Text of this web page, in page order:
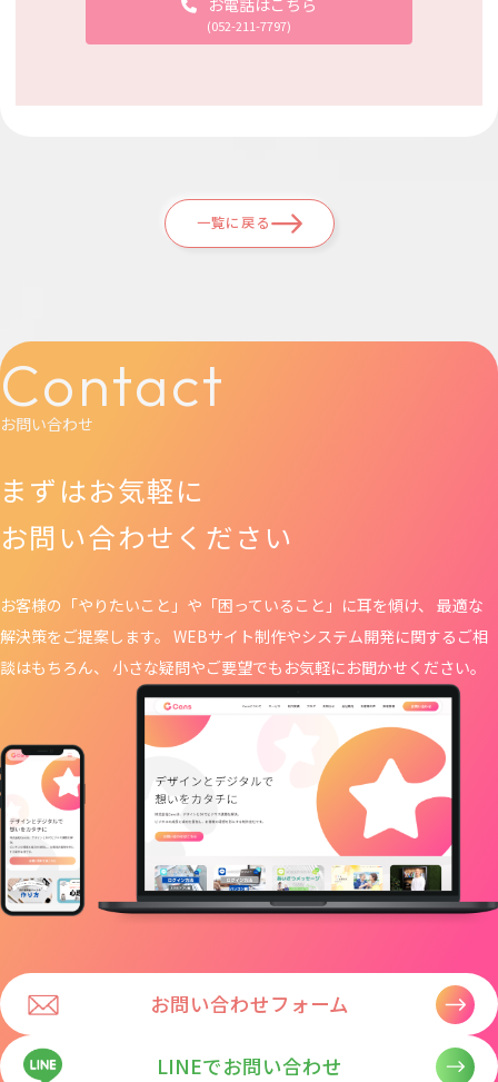
(052-211-7797)
一覧に戻る
Contact
お問い合わせ
まずはお気軽に
お問い合わせください
お客様の「やりたいこと」や「困っていること」に耳を傾け、 最適な
解決策をご提案します。 WEBサイト制作やシステム開発に関するご相
談はもちろん、 小さな疑問やご要望でもお気軽にお聞かせください。
お問い合わせフォーム
LINEでお問い合わせ